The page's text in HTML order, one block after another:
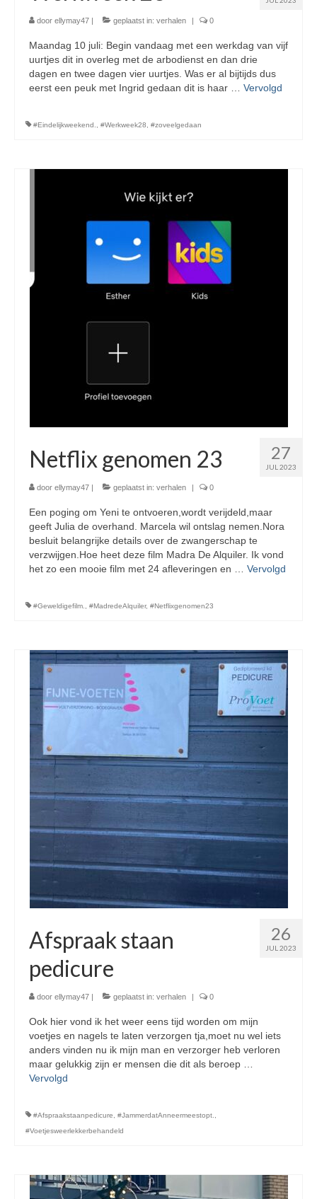
door ellymay47 | geplaatst in: verhalen | 0
Maandag 10 juli: Begin vandaag met een werkdag van vijf
uurtjes dit in overleg met de arbodienst en dan drie
dagen en twee dagen vier uurtjes. Was er al bijtijds dus
eerst een peuk met Ingrid gedaan dit is haar … Vervolgd
#Eindelijkweekend. #Werkweek28 #zoveelgedaan
27
JUL 2023
Netflix genomen 23
door ellymay47 | geplaatst in: verhalen | 0
Een poging om Yeni te ontvoeren,wordt verijdeld,maar
geeft Julia de overhand. Marcela wil ontslag nemen.Nora
besluit belangrijke details over de zwangerschap te
verzwijgen.Hoe heet deze film Madra De Alquiler. Ik vond
het zo een mooie film met 24 afleveringen en … Vervolgd
#Geweldigefilm. #MadredeAlquiler, #Netflixgenomen23
26
JUL 2023
Afspraak staan
pedicure
door ellymay47 | geplaatst in: verhalen | 0
Ook hier vond ik het weer eens tijd worden om mijn
voetjes en nagels te laten verzorgen tja,moet nu wel iets
anders vinden nu ik mijn man en verzorger heb verloren
maar gelukkig zijn er mensen die dit als beroep …
Vervolgd
#Afspraakstaanpedicure #JammerdatAnneermeestopt.
#Voetjesweerlekkerbehandeld